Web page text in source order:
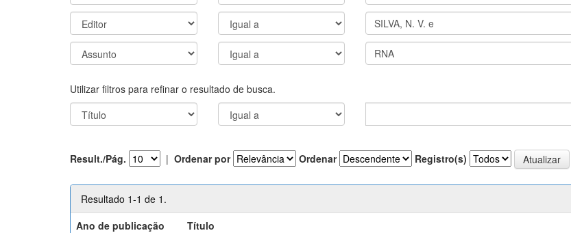
Utilizar filtros para refinar o resultado de busca.
Result./Pág. | Ordenar por Ordenar Registro(s)
Resultado 1-1 de 1.
Ano de publicação
Título